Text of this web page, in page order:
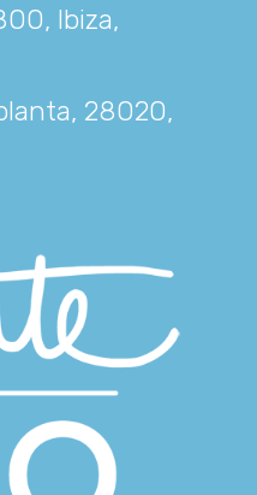
Ibiza,
28020,